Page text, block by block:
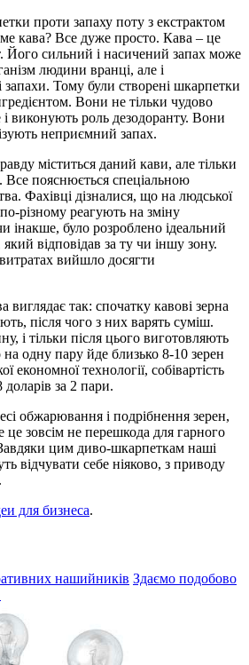
проти запаху поту з екстрактом
кава? Все дуже просто. Кава – це
Його сильний і насичений запах може
людини вранці, але і
запахи. Тому були створені шкарпетки
Вони не тільки чудово
і виконують роль дезодоранту. Вони
неприємний запах.
міститься даний кави, але тільки
Все пояснюється спеціальною
Фахівці дізналися, що на людської
по-різному реагують на зміну
інакше, було розроблено ідеальний
відповідав за ту чи іншу зону.
вийшло досягти
виглядає так: спочатку кавові зерна
після чого з них варять суміш.
і тільки після цього виготовляють
одну пару йде близько 8-10 зерен
економної технології, собівартість
за 2 пари.
обжарювання і подрібнення зерен,
це зовсім не перешкода для гарного
цим диво-шкарпеткам наші
відчувати себе ніяково, з приводу
для бизнеса.
нашийників Здаємо подобово